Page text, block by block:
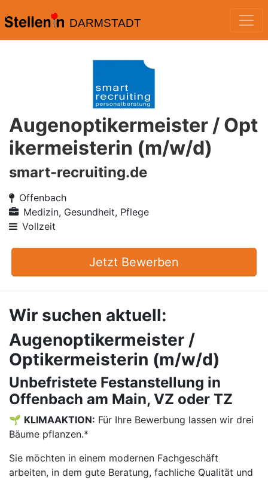
DARMSTADT
Augenoptikermeister / Opt
ikermeisterin (m/w/d)
smart-recruiting.de
Offenbach
Medizin, Gesundheit, Pflege
Vollzeit
Jetzt Bewerben
Wir suchen aktuell:
Augenoptikermeister /
Optikermeisterin (m/w/d)
Unbefristete Festanstellung in
Offenbach am Main, VZ oder TZ
🌱 KLIMAAKTION: Für Ihre Bewerbung lassen wir drei
Bäume pflanzen.*
Sie möchten in einem modernen Fachgeschäft
arbeiten, in dem gute Beratung, fachliche Qualität und